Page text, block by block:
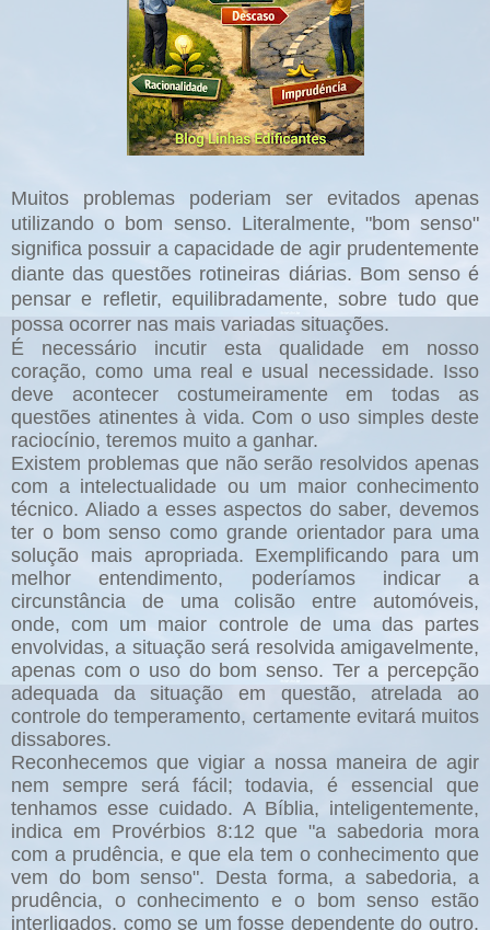
Muitos problemas poderiam ser evitados apenas
utilizando o bom senso. Literalmente, "bom senso"
significa possuir a capacidade de agir prudentemente
diante das questões rotineiras diárias. Bom senso é
pensar e refletir, equilibradamente, sobre tudo que
possa ocorrer nas mais variadas situações.
É necessário incutir esta qualidade em nosso
coração, como uma real e usual necessidade. Isso
deve acontecer costumeiramente em todas as
questões atinentes à vida. Com o uso simples deste
raciocínio, teremos muito a ganhar.
Existem problemas que não serão resolvidos apenas
com a intelectualidade ou um maior conhecimento
técnico. Aliado a esses aspectos do saber, devemos
ter o bom senso como grande orientador para uma
solução mais apropriada. Exemplificando para um
melhor entendimento, poderíamos indicar a
circunstância de uma colisão entre automóveis,
onde, com um maior controle de uma das partes
envolvidas, a situação será resolvida amigavelmente,
apenas com o uso do bom senso. Ter a percepção
adequada da situação em questão, atrelada ao
controle do temperamento, certamente evitará muitos
dissabores.
Reconhecemos que vigiar a nossa maneira de agir
nem sempre será fácil; todavia, é essencial que
tenhamos esse cuidado. A Bíblia, inteligentemente,
indica em Provérbios 8:12 que "a sabedoria mora
com a prudência, e que ela tem o conhecimento que
vem do bom senso". Desta forma, a sabedoria, a
prudência, o conhecimento e o bom senso estão
interligados, como se um fosse dependente do outro.